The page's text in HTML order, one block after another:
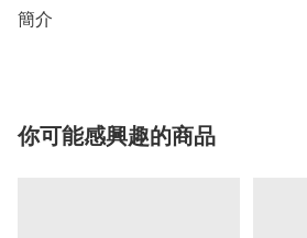
簡介
你可能感興趣的商品